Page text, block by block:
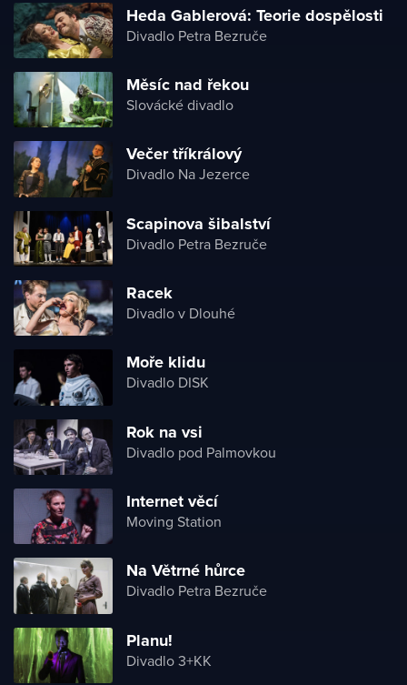
Heda Gablerová: Teorie dospělosti
Divadlo Petra Bezruče
Měsíc nad řekou
Slovácké divadlo
Večer tříkrálový
Divadlo Na Jezerce
Scapinova šibalství
Divadlo Petra Bezruče
Racek
Divadlo v Dlouhé
Moře klidu
Divadlo DISK
Rok na vsi
Divadlo pod Palmovkou
Internet věcí
Moving Station
Na Větrné hůrce
Divadlo Petra Bezruče
Planu!
Divadlo 3+KK